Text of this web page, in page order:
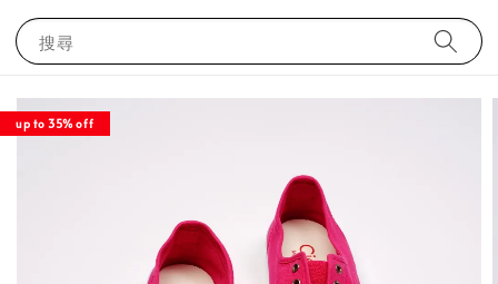
搜尋
up to 35% off